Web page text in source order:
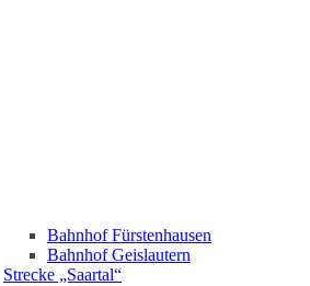
Bahnhof Fürstenhausen
Bahnhof Geislautern
Strecke „Saartal“